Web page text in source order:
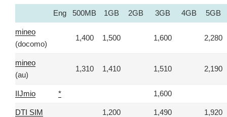
Eng 500MB 1GB 2GB 3GB 4GB 5GB
mineo
(docomo)
1,400 1,500 1,600 2,280
mineo
(au)
1,310 1,410 1,510 2,190
IIJmio * 1,600
DTI SIM 1,200 1,490 1,920